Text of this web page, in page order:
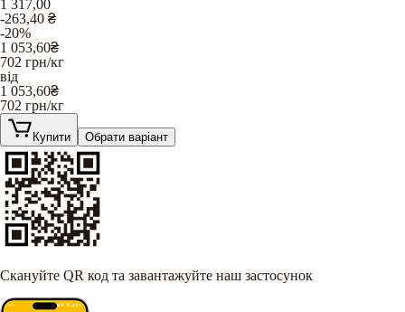
1 317,00
-263,40 ₴
-20%
1 053,60₴
702 грн/кг
від
1 053,60₴
702 грн/кг
Купити Обрати варіант
Скануйте QR код та завантажуйте наш застосунок